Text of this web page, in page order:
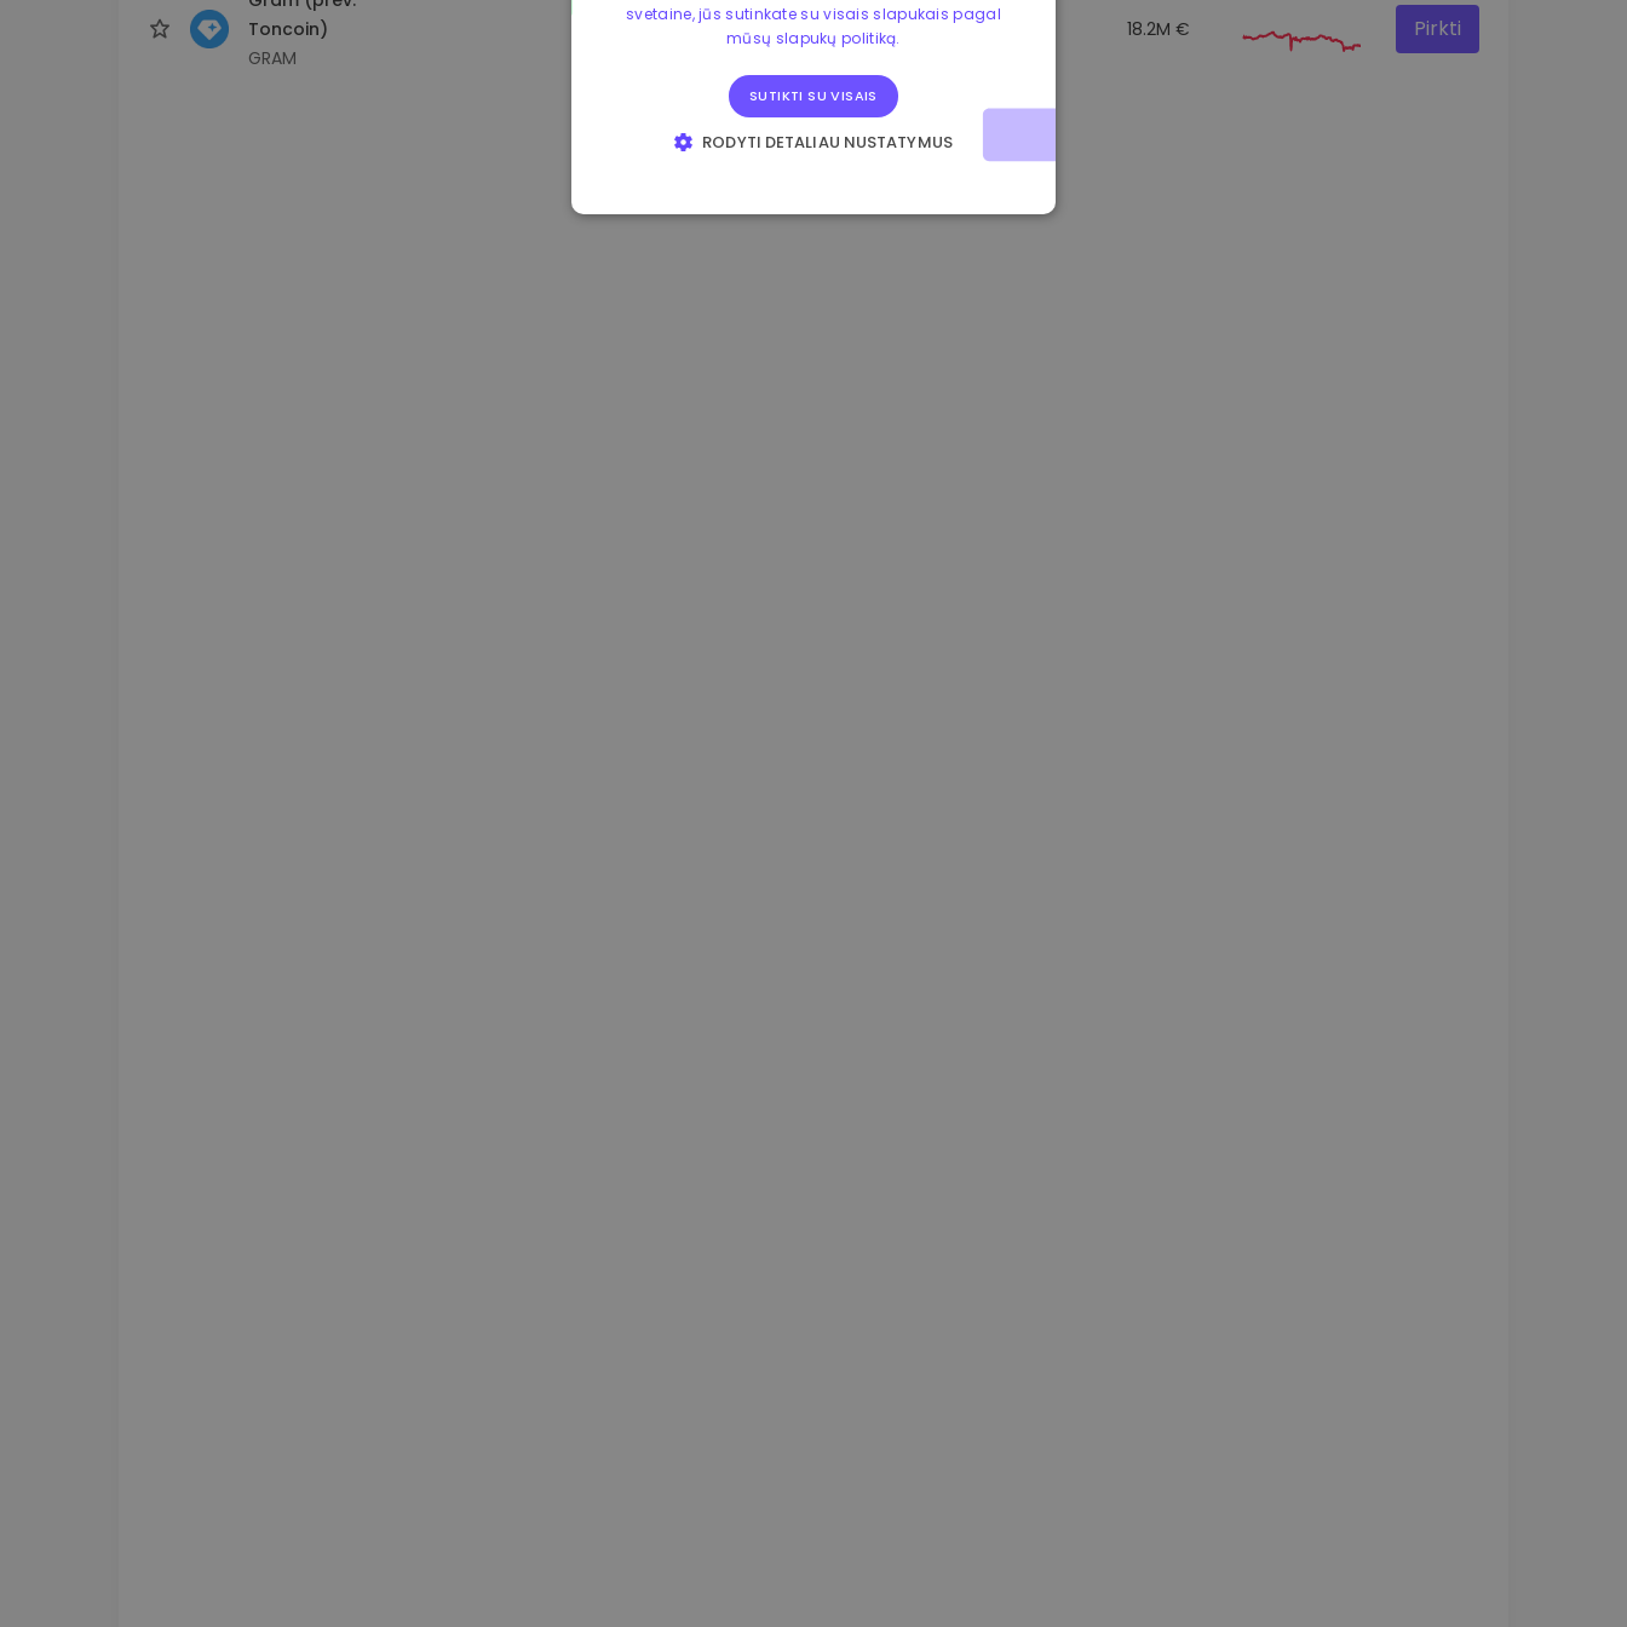
Toncoin)
GRAM
1.170000 € +2.60% 3.2B € 18.2M € Pirkti
svetaine, jūs sutinkate su visais slapukais pagal
mūsų slapukų politiką.
SUTIKTI SU VISAIS
RODYTI DETALIAU NUSTATYMUS